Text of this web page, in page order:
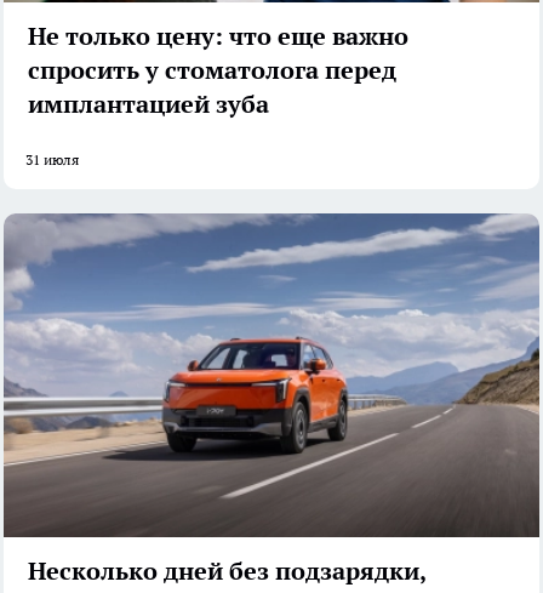
Не только цену: что еще важно
спросить у стоматолога перед
имплантацией зуба
31 июля
Несколько дней без подзарядки,